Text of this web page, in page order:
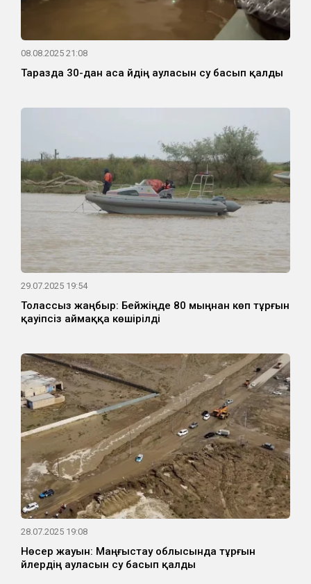
08.08.2025 21:08
Таразда 30-дан аса үйдің ауласын су басып қалды
29.07.2025 19:54
Толассыз жаңбыр: Бейжіңде 80 мыңнан көп тұрғын
қауіпсіз аймаққа көшірілді
28.07.2025 19:08
Нөсер жауын: Маңғыстау облысында тұрғын
үйлердің ауласын су басып қалды